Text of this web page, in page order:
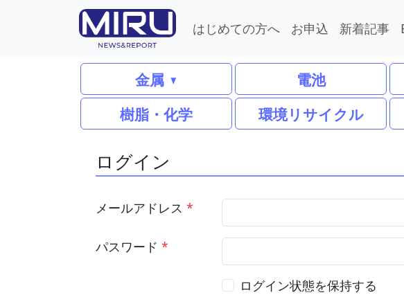
はじめての方へ お申込 新着記事
金属 電池
樹脂・化学
環境リサイクル
ログイン
メールアドレス *
パスワード *
ログイン状態を保持する